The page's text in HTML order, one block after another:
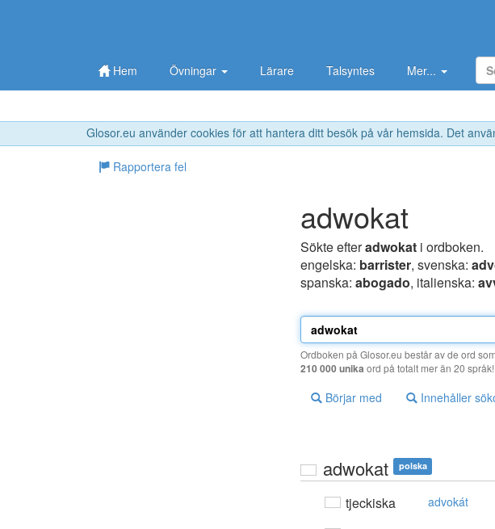
Glosor.eu använder cookies för att hantera ditt besök på vår hemsida. Det
Hem Övningar Lärare Talsyntes Mer...
Rapportera fel
adwokat
Sökte efteradwokat i ordboken.
engelska: barrister, svenska:
spanska: abogado, italienska:
Ordboken på Glosor.eu består av de ord
210 000 unika ord på totalt mer än 20 språk!
Börjar med Innehåller
adwokat polska
tjeckiska advokát